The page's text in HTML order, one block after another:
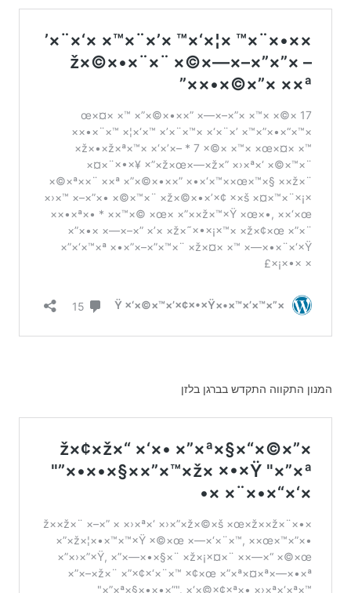
המנון התקווה התקדש בברגן בלזן